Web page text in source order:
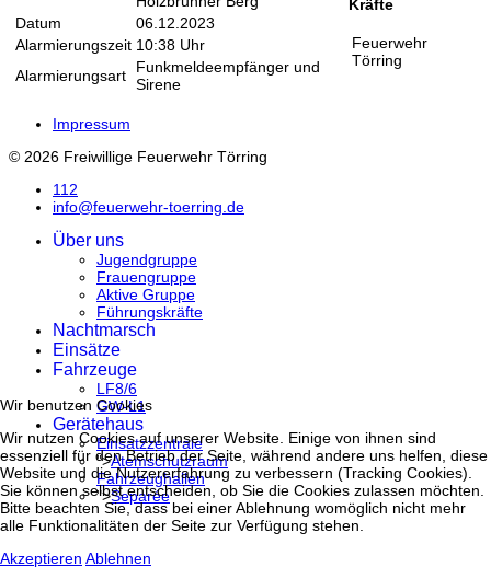
Datum
06.12.2023
Alarmierungszeit 10:38 Uhr
Alarmierungsart
Funkmeldeempfänger und
Sirene
Kräfte
Feuerwehr
Törring
Impressum
© 2026 Freiwillige Feuerwehr Törring
112
info@feuerwehr-toerring.de
Über uns
Jugendgruppe
Frauengruppe
Aktive Gruppe
Führungskräfte
Nachtmarsch
Einsätze
Fahrzeuge
LF8/6
GW-L1
Gerätehaus
Einsatzzentrale
">Atemschutzraum
Fahrzeughallen
">Separée
Wir benutzen Cookies
Wir nutzen Cookies auf unserer Website. Einige von ihnen sind
essenziell für den Betrieb der Seite, während andere uns helfen, diese
Website und die Nutzererfahrung zu verbessern (Tracking Cookies).
Sie können selbst entscheiden, ob Sie die Cookies zulassen möchten.
Bitte beachten Sie, dass bei einer Ablehnung womöglich nicht mehr
alle Funktionalitäten der Seite zur Verfügung stehen.
Akzeptieren Ablehnen